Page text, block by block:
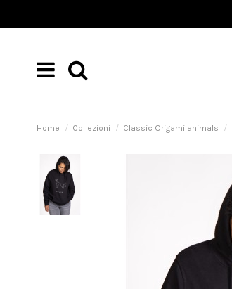
Home Collezioni Classic Origami animals